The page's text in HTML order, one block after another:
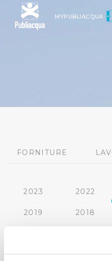
MYPUBLIACQUA
FORNITURE
2023 2022
2019 2018
2011 2010